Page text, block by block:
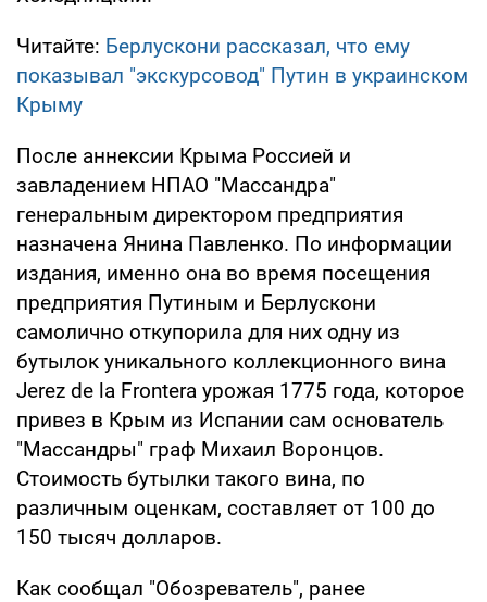
Читайте: Берлускони рассказал, что ему
показывал "экскурсовод" Путин в украинском
Крыму
После аннексии Крыма Россией и
завладением НПАО "Массандра"
генеральным директором предприятия
назначена Янина Павленко. По информации
издания, именно она во время посещения
предприятия Путиным и Берлускони
самолично откупорила для них одну из
бутылок уникального коллекционного вина
Jerez de la Frontera урожая 1775 года, которое
привез в Крым из Испании сам основатель
"Массандры" граф Михаил Воронцов.
Стоимость бутылки такого вина, по
различным оценкам, составляет от 100 до
150 тысяч долларов.
Как сообщал "Обозреватель", ранее